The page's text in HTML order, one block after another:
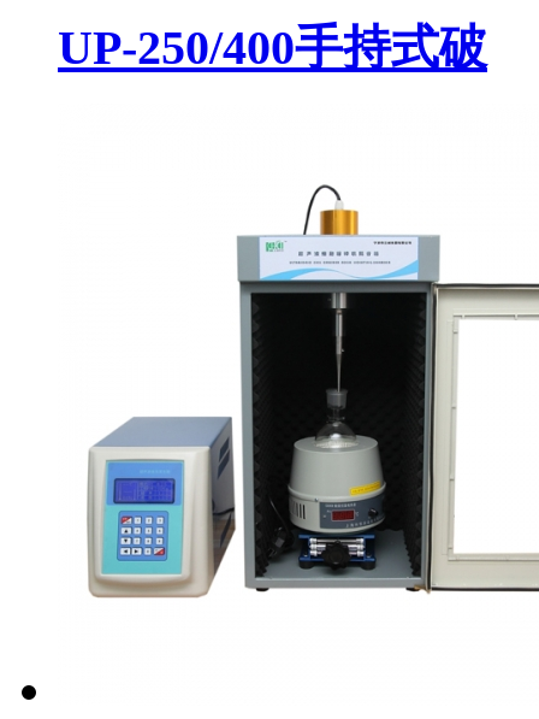
UP-250/400手持式破